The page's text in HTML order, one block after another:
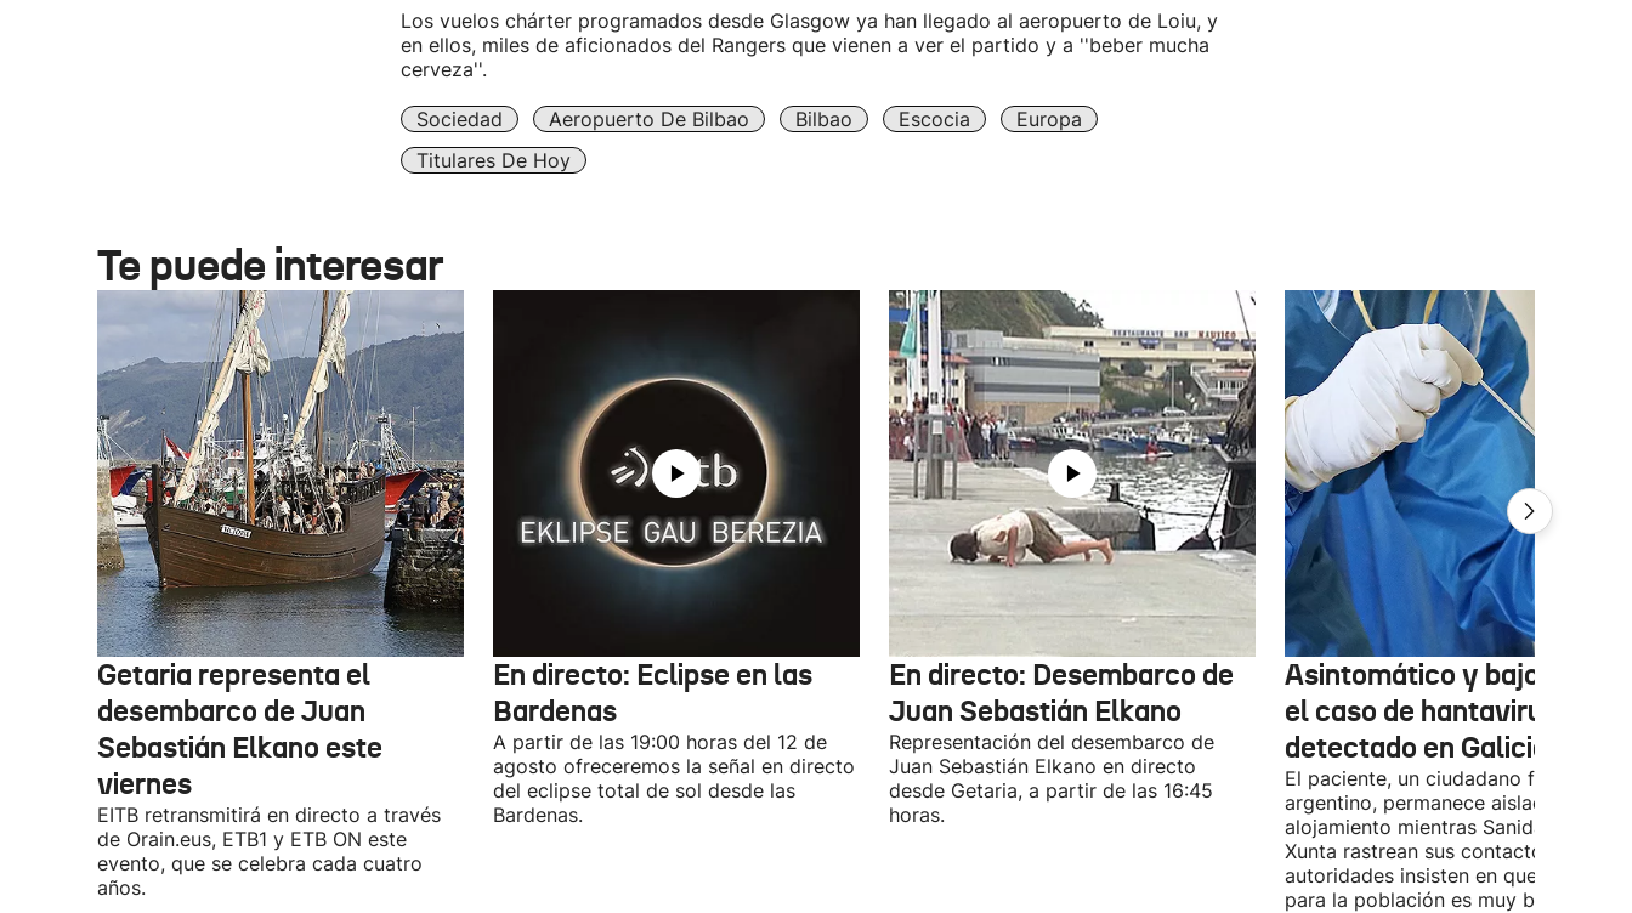
Los vuelos chárter programados desde Glasgow ya han llegado al aeropuerto de Loiu, y
en ellos, miles de aficionados del Rangers que vienen a ver el partido y a ''beber mucha
cerveza''.
Sociedad Aeropuerto De Bilbao Bilbao Escocia
Europa
Titulares De Hoy
Te puede interesar
Getaria representa el
desembarco de Juan
Sebastián Elkano este
viernes
EITB retransmitirá en directo a través
de Orain.eus, ETB1 y ETB ON este
evento, que se celebra cada cuatro
años.
En directo: Eclipse en las
Bardenas
A partir de las 19:00 horas del 12 de
agosto ofreceremos la señal en directo
del eclipse total de sol desde las
Bardenas.
En directo: Desembarco de
Juan Sebastián Elkano
Representación del desembarco de
Juan Sebastián Elkano en directo
desde Getaria, a partir de las 16:45
horas.
Asintomático y bajo
el caso de hantavirus
detectado en Galicia
El paciente, un ciudadano franco-
argentino, permanece aislado en su
alojamiento mientras Sanidad y la
Xunta rastrean sus contactos. Las
autoridades insisten en que el riesgo
para la población es muy bajo.